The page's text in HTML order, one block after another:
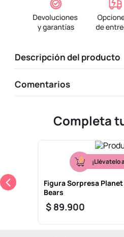
Descripción del producto
Comentarios
Completa
¡Llévatelo
Figura Sorpresa
Bears
$ 89.900
toy story
10. one piece